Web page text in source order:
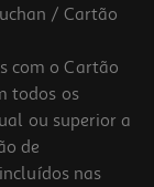
/ Cartão
com o Cartão
todos os
ou superior a
de
nas